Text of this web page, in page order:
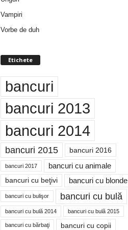
Vampiri
Vorbe de duh
Etichete
bancuri
bancuri 2013
bancuri 2014
bancuri 2015 bancuri 2016
bancuri 2017 bancuri cu animale
bancuri cu beţivi bancuri cu blonde
bancuri cu bulişor bancuri cu bulă
bancuri cu bulă 2014 bancuri cu bulă 2015
bancuri cu bărbaţi bancuri cu copii